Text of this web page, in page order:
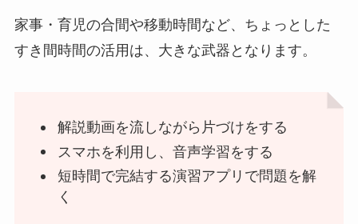
家事・育児の合間や移動時間など、ちょっとした
すき間時間の活用は、大きな武器となります。
解説動画を流しながら片づけをする
スマホを利用し、音声学習をする
短時間で完結する演習アプリで問題を解
く